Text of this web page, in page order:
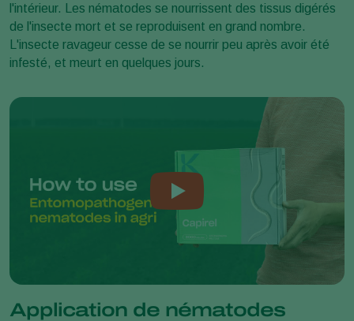
l'intérieur. Les nématodes se nourrissent des tissus digérés
de l'insecte mort et se reproduisent en grand nombre.
L'insecte ravageur cesse de se nourrir peu après avoir été
infesté, et meurt en quelques jours.
Application de nématodes